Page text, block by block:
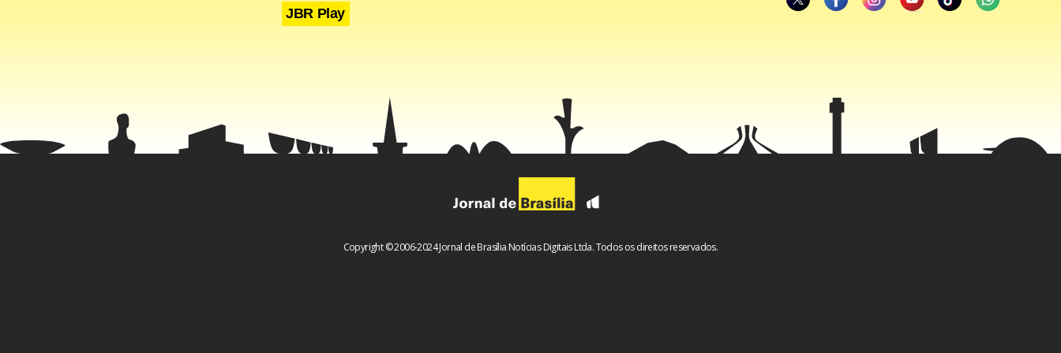
Eunício Oliveira, líder do PMDB no Senado. Até então, os dois grupos políticos eram
aliados no Estado.
JBR Play
Copyright © 2006-2024 Jornal de Brasília Notícias Digitais Ltda. Todos os direitos reservados.